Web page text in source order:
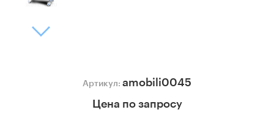
Артикул: amobili0045
Цена по запросу